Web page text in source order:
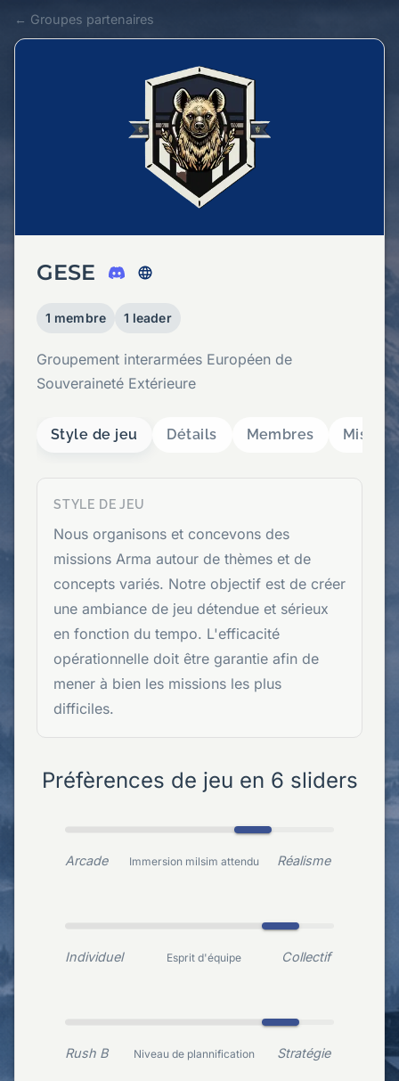
← Groupes partenaires
GESE
1 membre 1 leader
Groupement interarmées Européen de
Souveraineté Extérieure
Style de jeu Détails Membres
STYLE DE JEU
Nous organisons et concevons des
missions Arma autour de thèmes et de
concepts variés. Notre objectif est de créer
une ambiance de jeu détendue et sérieux
en fonction du tempo. L'efficacité
opérationnelle doit être garantie afin de
mener à bien les missions les plus
difficiles.
Préfèrences de jeu en 6 sliders
Arcade Immersion milsim attendu Réalisme
Individuel Esprit d'équipe Collectif
Rush B Niveau de plannification Stratégie